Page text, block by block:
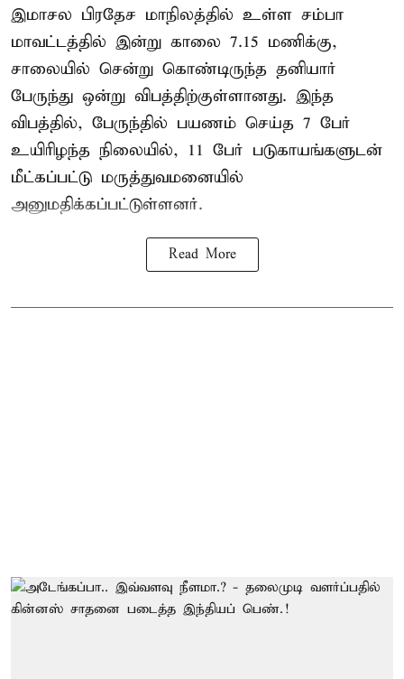
இமாசல பிரதேச மாநிலத்தில் உள்ள சம்பா
மாவட்டத்தில் இன்று காலை 7.15 மணிக்கு,
சாலையில் சென்று கொண்டிருந்த தனியார்
பேருந்து ஒன்று விபத்திற்குள்ளானது. இந்த
விபத்தில், பேருந்தில் பயணம் செய்த 7 பேர்
உயிரிழந்த நிலையில், 11 பேர் படுகாயங்களுடன்
மீட்கப்பட்டு மருத்துவமனையில்
அனுமதிக்கப்பட்டுள்ளனர்.
Read More